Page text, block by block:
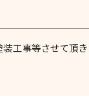
工事等させて頂